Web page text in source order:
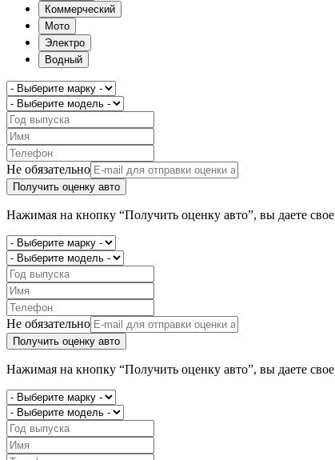
Коммерческий
Мото
Электро
Водный
Не обязательно
Получить оценку авто
Нажимая на кнопку “Получить оценку авто”, вы даете свое
Не обязательно
Получить оценку авто
Нажимая на кнопку “Получить оценку авто”, вы даете свое